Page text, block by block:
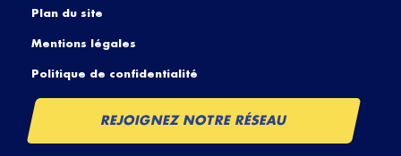
Plan du site
Mentions légales
Politique de confidentialité
REJOIGNEZ NOTRE RÉSEAU